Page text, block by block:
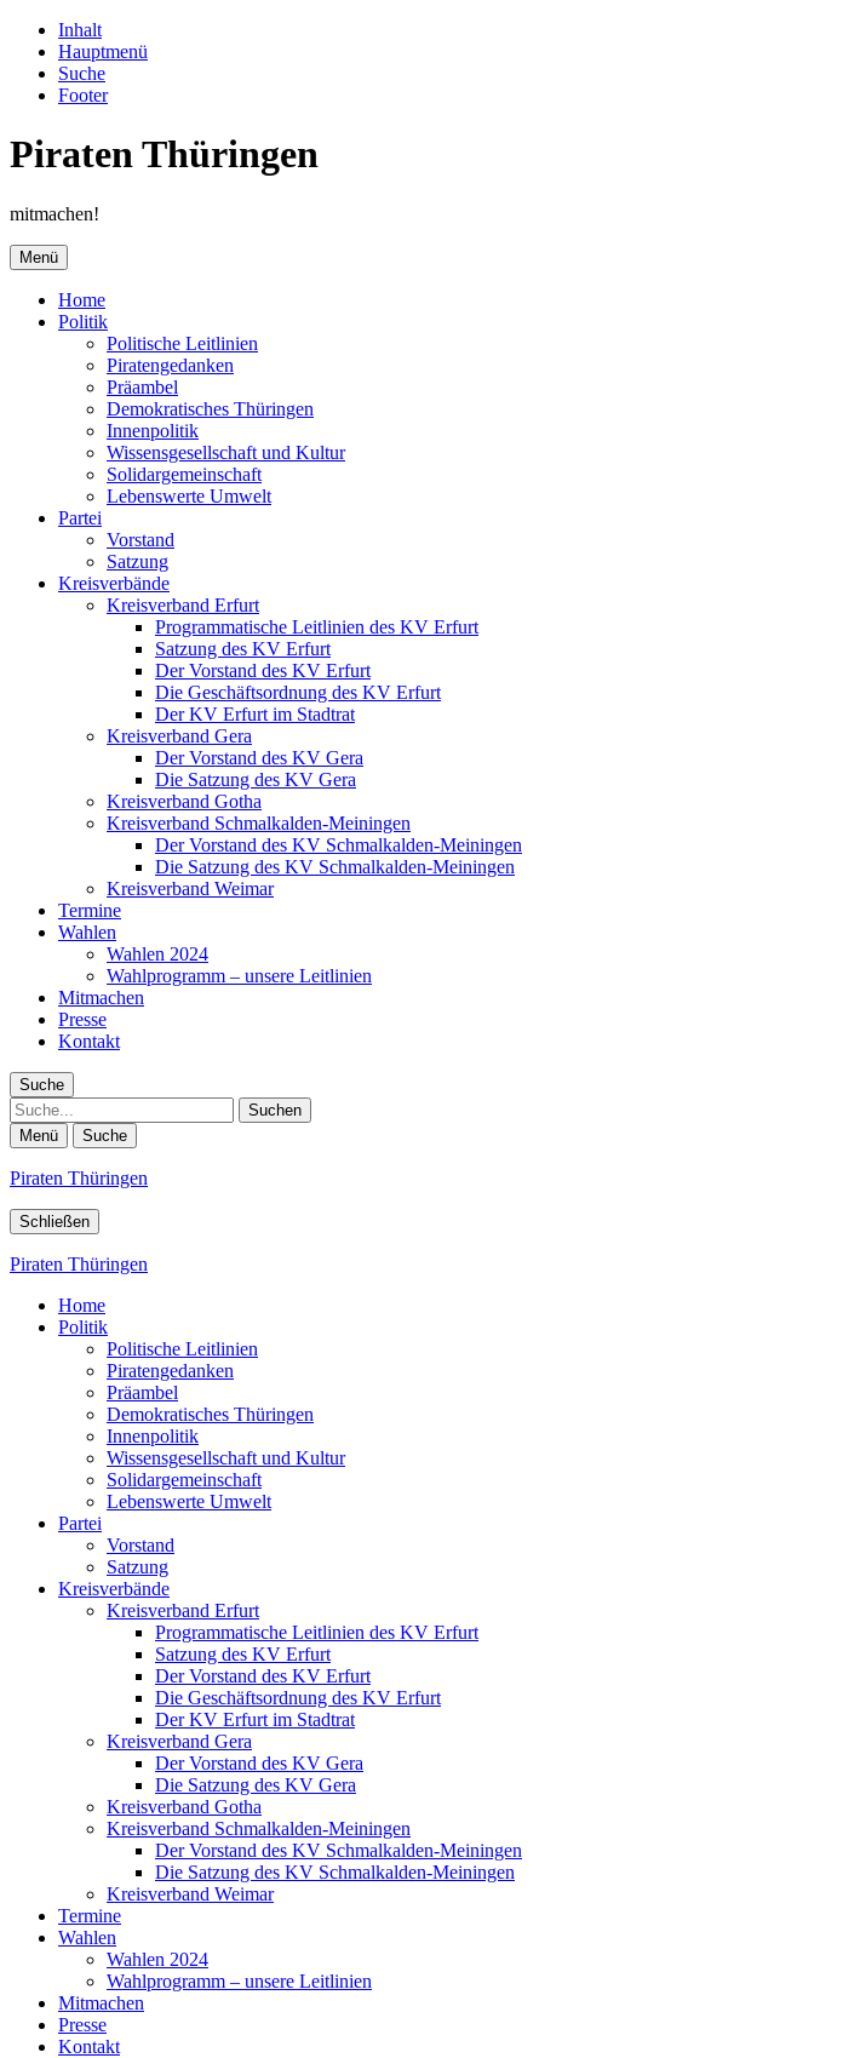
Inhalt
Hauptmenü
Suche
Footer
Piraten Thüringen
mitmachen!
Menü
Home
Politik
Politische Leitlinien
Piratengedanken
Präambel
Demokratisches Thüringen
Innenpolitik
Wissensgesellschaft und Kultur
Solidargemeinschaft
Lebenswerte Umwelt
Partei
Vorstand
Satzung
Kreisverbände
Kreisverband Erfurt
Programmatische Leitlinien des KV Erfurt
Satzung des KV Erfurt
Der Vorstand des KV Erfurt
Die Geschäftsordnung des KV Erfurt
Der KV Erfurt im Stadtrat
Kreisverband Gera
Der Vorstand des KV Gera
Die Satzung des KV Gera
Kreisverband Gotha
Kreisverband Schmalkalden-Meiningen
Der Vorstand des KV Schmalkalden-Meiningen
Die Satzung des KV Schmalkalden-Meiningen
Kreisverband Weimar
Termine
Wahlen
Wahlen 2024
Wahlprogramm – unsere Leitlinien
Mitmachen
Presse
Kontakt
Suche
Suche
Menü Suche
Piraten Thüringen
Schließen
Piraten Thüringen
Home
Politik
Politische Leitlinien
Piratengedanken
Präambel
Demokratisches Thüringen
Innenpolitik
Wissensgesellschaft und Kultur
Solidargemeinschaft
Lebenswerte Umwelt
Partei
Vorstand
Satzung
Kreisverbände
Kreisverband Erfurt
Programmatische Leitlinien des KV Erfurt
Satzung des KV Erfurt
Der Vorstand des KV Erfurt
Die Geschäftsordnung des KV Erfurt
Der KV Erfurt im Stadtrat
Kreisverband Gera
Der Vorstand des KV Gera
Die Satzung des KV Gera
Kreisverband Gotha
Kreisverband Schmalkalden-Meiningen
Der Vorstand des KV Schmalkalden-Meiningen
Die Satzung des KV Schmalkalden-Meiningen
Kreisverband Weimar
Termine
Wahlen
Wahlen 2024
Wahlprogramm – unsere Leitlinien
Mitmachen
Presse
Kontakt